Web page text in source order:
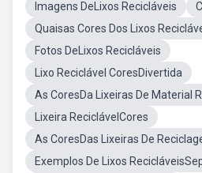
Imagens DeLixos Recicláveis
Quaisas Cores Dos Lixos
Fotos DeLixos Recicláveis
Lixo Reciclável CoresDivertida
As CoresDa Lixeiras De Material
Lixeira ReciclávelCores
As CoresDas Lixeiras De
Exemplos De Lixos